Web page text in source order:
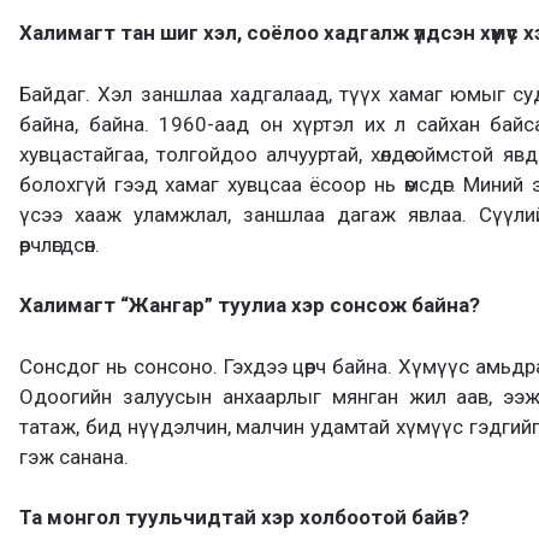
Халимагт тан шиг хэл, соёлоо хадгалж үлдсэн хүмүүс
Байдаг. Хэл заншлаа хадгалаад, түүх хамаг юмыг
байна, байна. 1960-аад он хүртэл их л сайхан
хувцастайгаа, толгойдоо алчууртай, хөлдөө оймстой
болохгүй гээд хамаг хувцсаа ёсоор нь өмсдөг.
үсээ хааж уламжлал, заншлаа дагаж явлаа.
өөрчлөгдсөн.
Халимагт “Жангар” туулиа хэр сонсож байна?
Сонсдог нь сонсоно. Гэхдээ цөөрч байна. Хүмүүс
Одоогийн залуусын анхаарлыг мянган жил аав,
татаж, бид нүүдэлчин, малчин удамтай хүмүүс
гэж санана.
Та монгол туульчидтай хэр холбоотой байв?